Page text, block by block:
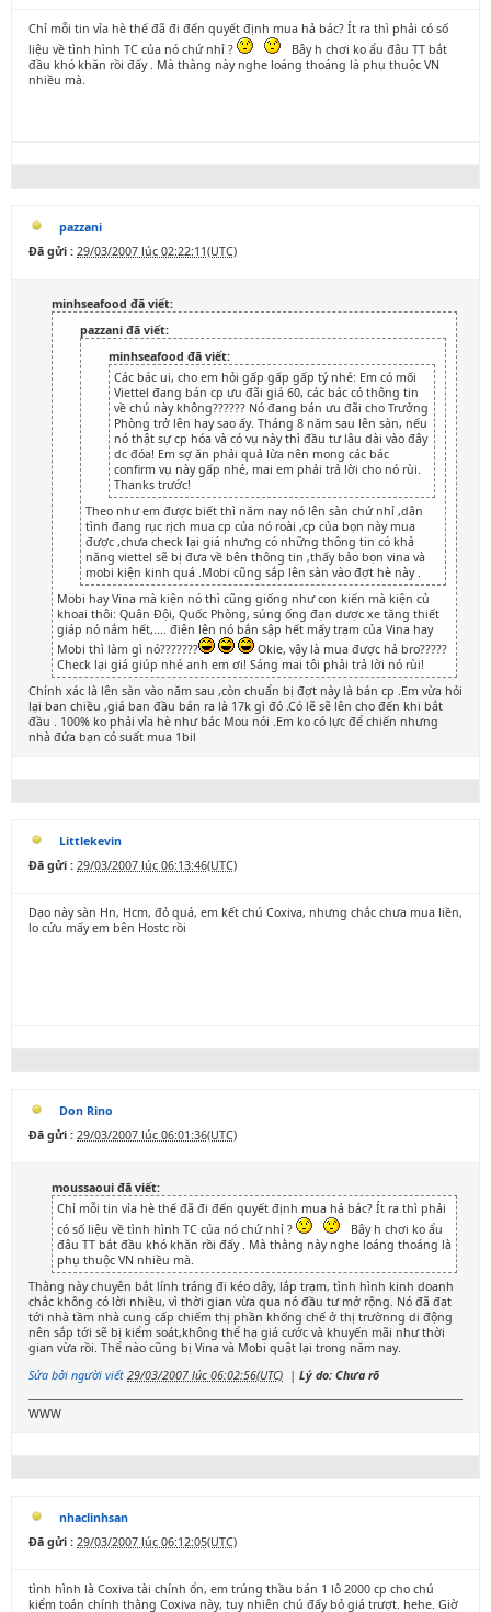
Chỉ mỗi tin vỉa hè thế đã đi đến quyết định mua hả bác? Ít ra thì phải có số
liệu về tình hình TC của nó chứ nhỉ ?
Bây h chơi ko ẩu đâu TT bắt
đầu khó khăn rồi đấy . Mà thằng này nghe loáng thoáng là phụ thuộc VN
nhiều mà.
pazzani
Đã gửi : 29/03/2007 lúc 02:22:11(UTC)
minhseafood đã viết:
pazzani đã viết:
minhseafood đã viết:
Các bác ui, cho em hỏi gấp gấp gấp tý nhé: Em có mối
Viettel đang bán cp ưu đãi giá 60, các bác có thông tin
về chú này không?????? Nó đang bán ưu đãi cho Trưởng
Phòng trở lên hay sao ấy. Tháng 8 năm sau lên sàn, nếu
nó thật sự cp hóa và có vụ này thì đầu tư lâu dài vào đây
dc đóa! Em sợ ăn phải quả lừa nên mong các bác
confirm vụ này gấp nhé, mai em phải trả lời cho nó rùi.
Thanks trước!
Theo như em được biết thì năm nay nó lên sàn chứ nhỉ ,dân
tình đang rục rịch mua cp của nó roài ,cp của bọn này mua
được ,chưa check lại giá nhưng có những thông tin có khả
năng viettel sẽ bị đưa về bên thông tin ,thấy bảo bọn vina và
mobi kiện kinh quá .Mobi cũng sắp lên sàn vào đợt hè này .
Mobi hay Vina mà kiện nó thì cũng giống như con kiến mà kiện củ
khoai thôi: Quân Đội, Quốc Phòng, súng ống đạn dược xe tăng thiết
giáp nó nắm hết,.... điên lên nó bắn sập hết mấy trạm của Vina hay
Mobi thì làm gì nó???????
Okie, vậy là mua được hả bro?????
Check lại giá giúp nhé anh em ơi! Sáng mai tôi phải trả lời nó rùi!
Chính xác là lên sàn vào năm sau ,còn chuẩn bị đợt này là bán cp .Em vừa hỏi
lại ban chiều ,giá ban đầu bán ra là 17k gì đó .Có lẽ sẽ lên cho đến khi bắt
đầu . 100% ko phải vỉa hè như bác Mou nói .Em ko có lực để chiến nhưng
nhà đứa bạn có suất mua 1bil
Littlekevin
Đã gửi : 29/03/2007 lúc 06:13:46(UTC)
Dạo này sàn Hn, Hcm, đỏ quá, em kết chú Coxiva, nhưng chắc chưa mua liền,
lo cứu mấy em bên Hostc rồi
Don Rino
Đã gửi : 29/03/2007 lúc 06:01:36(UTC)
moussaoui đã viết:
Chỉ mỗi tin vỉa hè thế đã đi đến quyết định mua hả bác? Ít ra thì phải
có số liệu về tình hình TC của nó chứ nhỉ ?
Bây h chơi ko ẩu
đâu TT bắt đầu khó khăn rồi đấy . Mà thằng này nghe loáng thoáng là
phụ thuộc VN nhiều mà.
Thằng này chuyên bắt lính tráng đi kéo dây, lắp trạm, tình hình kinh doanh
chắc không có lời nhiều, vì thời gian vừa qua nó đầu tư mở rộng. Nó đã đạt
tới nhà tầm nhà cung cấp chiếm thị phần khống chế ở thị trườnng di động
nên sắp tới sẽ bị kiểm soát,không thể hạ giá cước và khuyến mãi như thời
gian vừa rồi. Thể nào cũng bị Vina và Mobi quật lại trong năm nay.
Sửa bởi người viết 29/03/2007 lúc 06:02:56(UTC) | Lý do: Chưa rõ
WWW
nhaclinhsan
Đã gửi : 29/03/2007 lúc 06:12:05(UTC)
tình hình là Coxiva tài chính ổn, em trúng thầu bán 1 lô 2000 cp cho chú
kiểm toán chính thằng Coxiva này, tuy nhiên chú đấy bỏ giá trượt. hehe. Giờ